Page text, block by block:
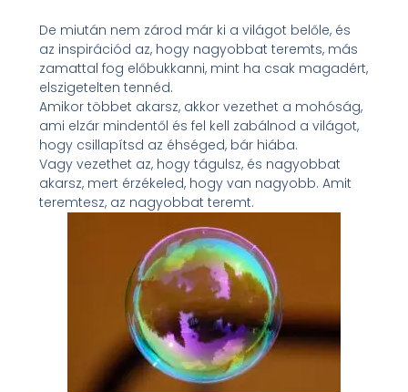
De miután nem zárod már ki a világot belőle, és
az inspirációd az, hogy nagyobbat teremts, más
zamattal fog előbukkanni, mint ha csak magadért,
elszigetelten tennéd.
Amikor többet akarsz, akkor vezethet a mohóság,
ami elzár mindentől és fel kell zabálnod a világot,
hogy csillapítsd az éhséged, bár hiába.
Vagy vezethet az, hogy tágulsz, és nagyobbat
akarsz, mert érzékeled, hogy van nagyobb. Amit
teremtesz, az nagyobbat teremt.